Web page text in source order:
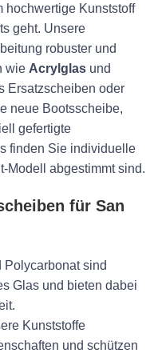
hochwertige Kunststoff
geht. Unsere
robuster und
wie Acrylglas und
Ersatzscheiben oder
neue Bootsscheibe,
gefertigte
finden Sie individuelle
Modell abgestimmt sind.
für San
Polycarbonat sind
Glas und bieten dabei
Kunststoffe
und schützen